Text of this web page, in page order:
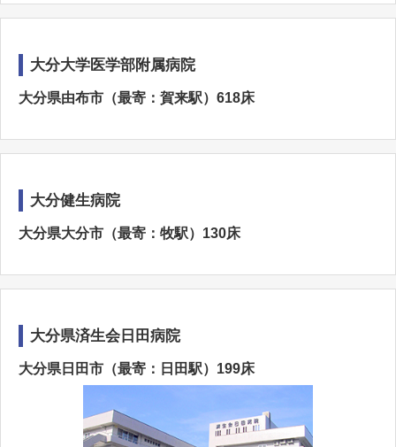
大分大学医学部附属病院
大分県由布市（最寄：賀来駅）618床
大分健生病院
大分県大分市（最寄：牧駅）130床
大分県済生会日田病院
大分県日田市（最寄：日田駅）199床